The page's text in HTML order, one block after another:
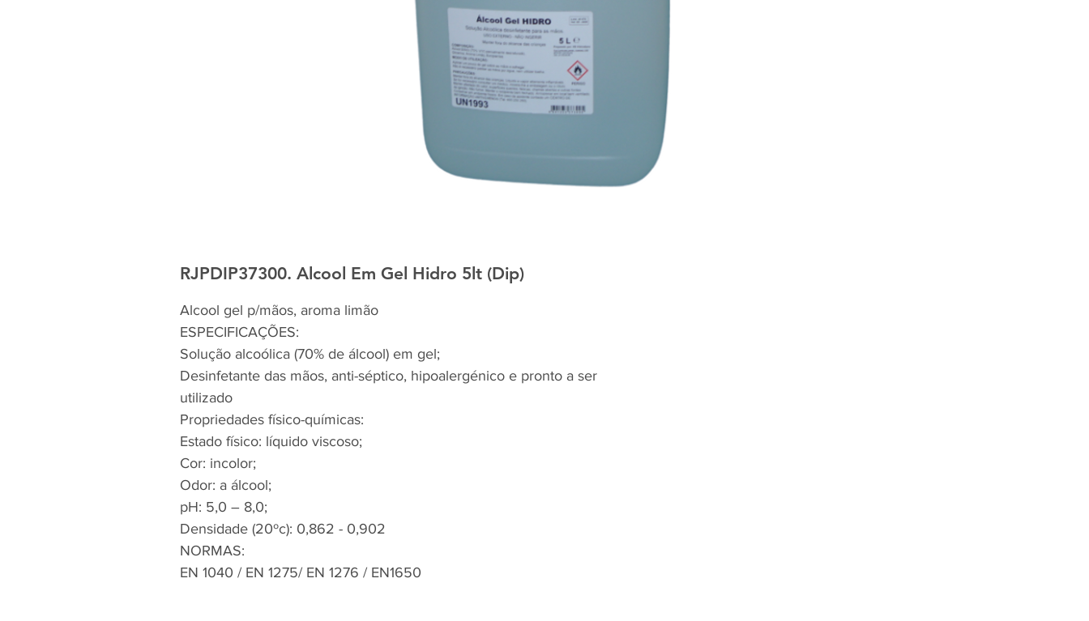
RJPDIP37300. Alcool Em Gel Hidro 5lt (Dip)
Alcool gel p/mãos, aroma limão
ESPECIFICAÇÕES:
Solução alcoólica (70% de álcool) em gel;
Desinfetante das mãos, anti-séptico, hipoalergénico e pronto a ser
utilizado
Propriedades físico-químicas:
Estado físico: líquido viscoso;
Cor: incolor;
Odor: a álcool;
pH: 5,0 – 8,0;
Densidade (20ºc): 0,862 - 0,902
NORMAS:
EN 1040 / EN 1275/ EN 1276 / EN1650